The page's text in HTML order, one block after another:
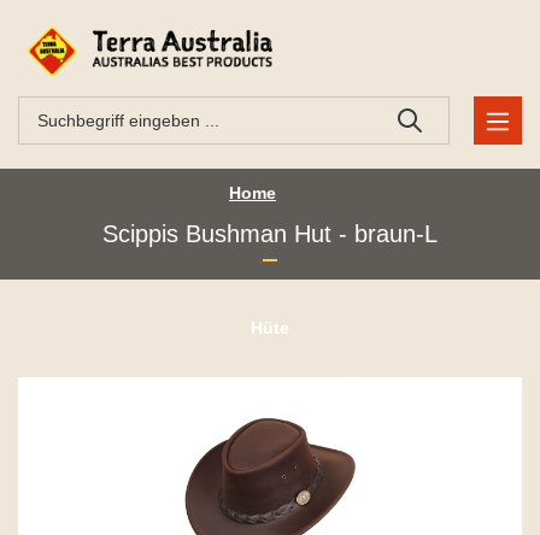
Home
Scippis Bushman Hut - braun-L
Hüte